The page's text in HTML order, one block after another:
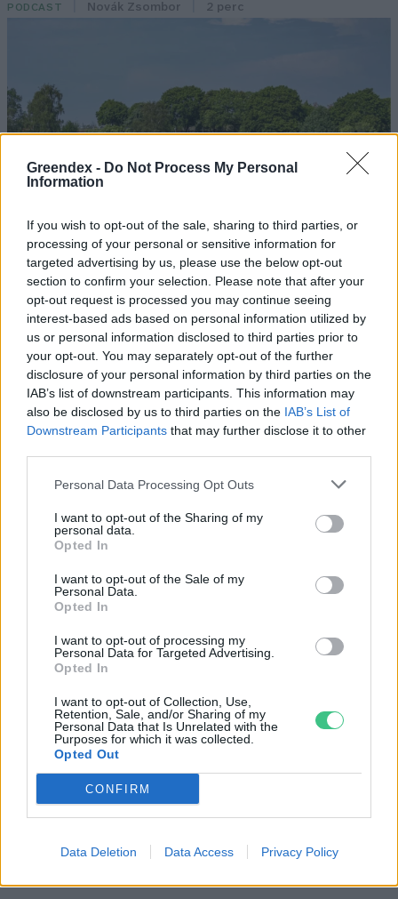
Greendex - Do Not Process My Personal
Information
If you wish to opt-out of the sale, sharing to third parties, or
processing of your personal or sensitive information for
targeted advertising by us, please use the below opt-out
section to confirm your selection. Please note that after your
opt-out request is processed you may continue seeing
interest-based ads based on personal information utilized by
us or personal information disclosed to third parties prior to
your opt-out. You may separately opt-out of the further
disclosure of your personal information by third parties on the
IAB’s list of downstream participants. This information may
also be disclosed by us to third parties on the IAB’s List of
Downstream Participants that may further disclose it to other
Personal Data Processing Opt Outs
I want to opt-out of the Sharing of my
personal data.
Opted In
I want to opt-out of the Sale of my
Personal Data.
Opted In
I want to opt-out of processing my
Personal Data for Targeted Advertising.
Opted In
I want to opt-out of Collection, Use,
Retention, Sale, and/or Sharing of my
Personal Data that Is Unrelated with the
Purposes for which it was collected.
Opted Out
CONFIRM
Data Deletion Data Access Privacy Policy
PODCAST Novák Zsombor 2 perc
Szöllősi Gáborral, a Gardenfutura ügyvezetőjével beszélgettünk.
Minden évszázadra jutott egy
„szuperaszály”, az idei év mégis más
AGRÁRIUM
Miért viseli meg az embert a hőség
és mit tehetünk ellene?
EGÉSZSÉGÜNK